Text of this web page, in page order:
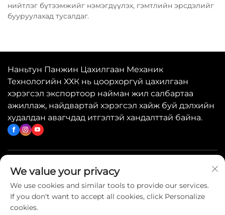
нийтлэг бүтээмжийг нэмэгдүүлэх, гэмтлийн эрсдэлийг
бууруулахад тусалдаг.
Наньтун Панжин Цахилгаан Механик
Технологийн ХХК нь цоорхоргүй цахилгаан
хэрэгсэл экспортоор найман жил салбартаа
ажиллаж, найдвартай хэрэгсэл хайж буй дэлхийн
худалдан авагчдад итгэлтэй хандалттай байна.
Хурдан холбоосууд
Биднитай холбогдох
We value your privacy
We use cookies and similar tools to provide our services.
If you don't want to accept all cookies, click Personalize
cookies.